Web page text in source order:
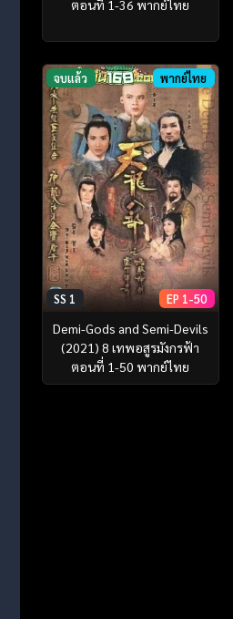
ตอนที่ 1-36 พากย์ไทย
จบแล้ว พากย์ไทย
SS 1 EP 1-50
Demi-Gods and Semi-Devils
(2021) 8 เทพอสูรมังกรฟ้า
ตอนที่ 1-50 พากย์ไทย